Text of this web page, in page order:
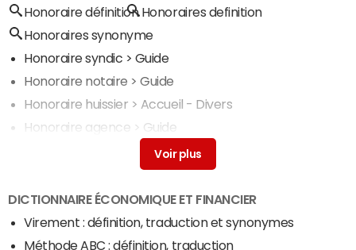
Honoraire définition Honoraires definition
Honoraires synonyme
Honoraire syndic > Guide
Honoraire notaire > Guide
Honoraire huissier > Accueil - Divers
Honoraire agence > Guide
> Guide
DICTIONNAIRE ÉCONOMIQUE ET FINANCIER
Virement : définition, traduction et synonymes
Méthode ABC : définition, traduction